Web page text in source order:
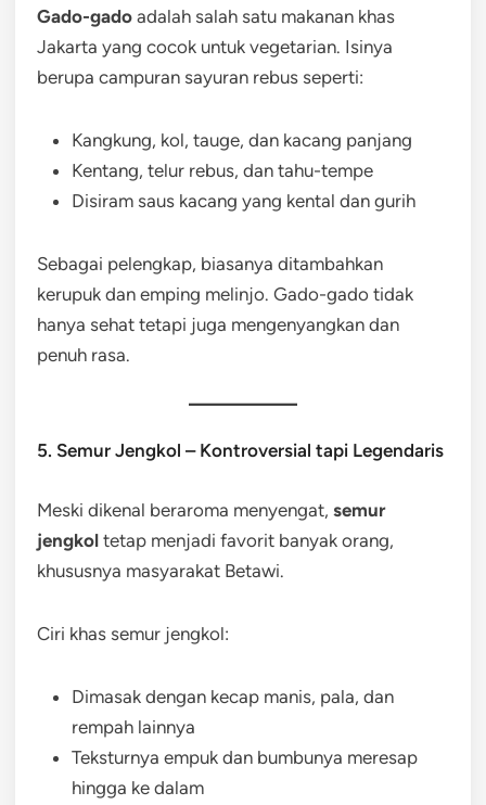
Gado-gado adalah salah satu makanan khas
Jakarta yang cocok untuk vegetarian. Isinya
berupa campuran sayuran rebus seperti:
Kangkung, kol, tauge, dan kacang panjang
Kentang, telur rebus, dan tahu-tempe
Disiram saus kacang yang kental dan gurih
Sebagai pelengkap, biasanya ditambahkan
kerupuk dan emping melinjo. Gado-gado tidak
hanya sehat tetapi juga mengenyangkan dan
penuh rasa.
5. Semur Jengkol – Kontroversial tapi Legendaris
Meski dikenal beraroma menyengat, semur
jengkol tetap menjadi favorit banyak orang,
khususnya masyarakat Betawi.
Ciri khas semur jengkol:
Dimasak dengan kecap manis, pala, dan
rempah lainnya
Teksturnya empuk dan bumbunya meresap
hingga ke dalam